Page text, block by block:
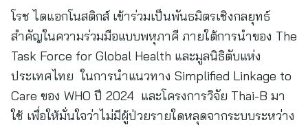
โรช ไดแอกโนสติกส์ เข้าร่วมเป็นพันธมิตรเชิงกลยุทธ์
สำคัญในความร่วมมือแบบพหุภาคี ภายใต้การนำของ The
Task Force for Global Health และมูลนิธิตับแห่ง
ประเทศไทย ในการนำแนวทาง Simplified Linkage to
Care ของ WHO ปี 2024 และโครงการวิจัย Thai-B มา
ใช้ เพื่อให้มั่นใจว่าไม่มีผู้ป่วยรายใดหลุดจากระบบระหว่าง